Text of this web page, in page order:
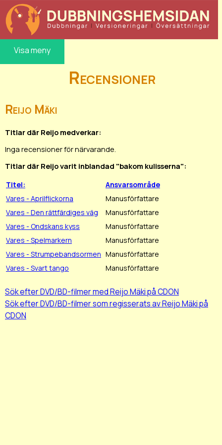
Visa meny
Recensioner
Reijo Mäki
Titlar där Reijo medverkar:
Inga recensioner för närvarande.
Titlar där Reijo varit inblandad "bakom kulisserna":
Titel:
Ansvarsområde
Vares - Aprilflickorna
Manusförfattare
Vares - Den rättfärdiges väg
Manusförfattare
Vares - Ondskans kyss
Manusförfattare
Vares - Spelmarkern
Manusförfattare
Vares - Strumpebandsormen Manusförfattare
Vares - Svart tango
Manusförfattare
Sök efter DVD/BD-filmer med Reijo Mäki på CDON
Sök efter DVD/BD-filmer som regisserats av Reijo Mäki på
CDON